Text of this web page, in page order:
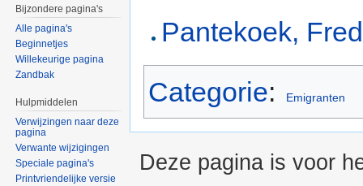
Pantekoek,
Categorie: Emigranten
Bijzondere pagina's
Alle pagina's
Beginnetjes
Willekeurige pagina
Zandbak
Hulpmiddelen
Verwijzingen naar deze
pagina
Verwante wijzigingen
Speciale pagina's
Printvriendelijke versie
Deze pagina is voor